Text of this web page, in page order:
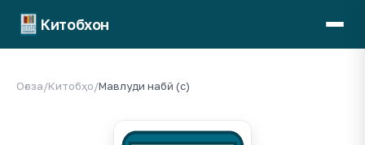
Китобхон
Оғоза/Китобҳо/Мавлуди набӣ (с)